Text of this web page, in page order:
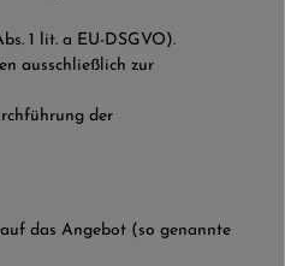
1 lit. a EU-DSGVO).
ausschließlich zur
der
das Angebot (so genannte